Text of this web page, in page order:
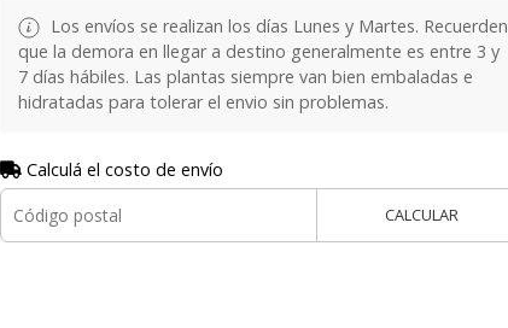
Los envíos se realizan los días Lunes y Martes. Recuerden
que la demora en llegar a destino generalmente es entre 3 y
7 días hábiles. Las plantas siempre van bien embaladas e
hidratadas para tolerar el envio sin problemas.
Calculá el costo de envío
CALCULAR